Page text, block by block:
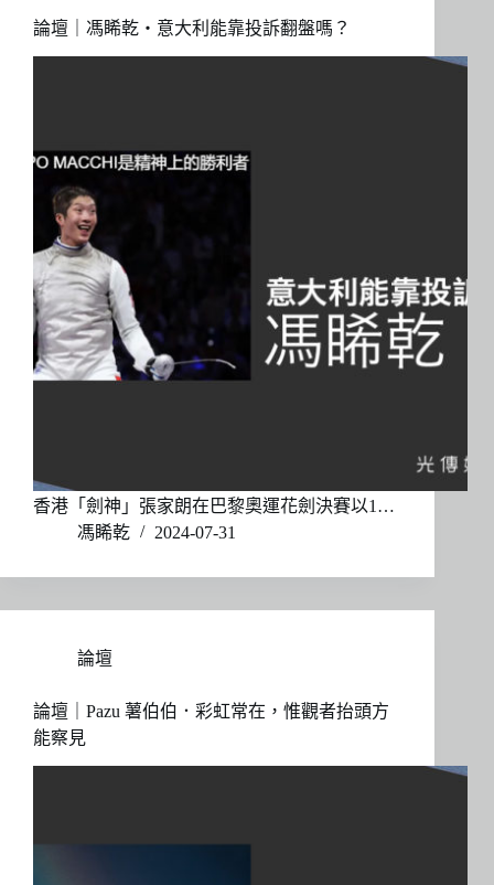
論壇｜馮睎乾・意大利能靠投訴翻盤嗎？
香港「劍神」張家朗在巴黎奧運花劍決賽以1…
馮睎乾
2024-07-31
論壇
論壇｜Pazu 薯伯伯．彩虹常在，惟觀者抬頭方
能察見